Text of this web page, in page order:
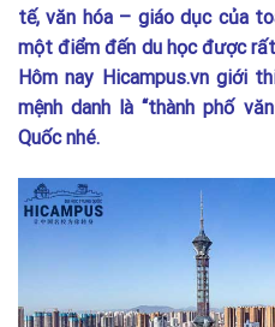
tế, văn hóa – giáo dục của
một điểm đến du học được
Hôm nay Hicampus.vn giới
mệnh danh là “thành phố
Quốc nhé.